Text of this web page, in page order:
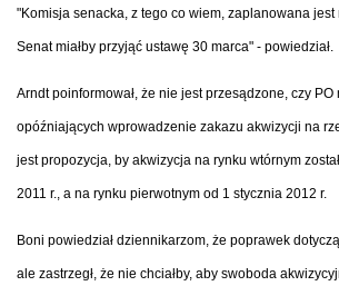
"Komisja senacka, z tego co wiem, zaplanowana
Senat miałby przyjąć ustawę 30 marca" - powiedział.
Arndt poinformował, że nie jest przesądzone, czy PO
opóźniających wprowadzenie zakazu akwizycji na
jest propozycja, by akwizycja na rynku wtórnym
2011 r., a na rynku pierwotnym od 1 stycznia 2012 r.
Boni powiedział dziennikarzom, że poprawek
ale zastrzegł, że nie chciałby, aby swoboda